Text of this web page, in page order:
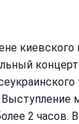
киевского
Выступление
2 часов.